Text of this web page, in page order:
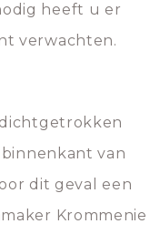
heeft u er
verwachten.
van
dit geval een
Krommenie